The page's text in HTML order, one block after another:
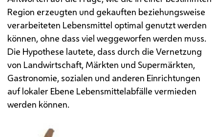
Region erzeugten und gekauften beziehungsweise
verarbeiteten Lebensmittel optimal genutzt werden
können, ohne dass viel weggeworfen werden muss.
Die Hypothese lautete, dass durch die Vernetzung
von Landwirtschaft, Märkten und Supermärkten,
Gastronomie, sozialen und anderen Einrichtungen
auf lokaler Ebene Lebensmittelabfälle vermieden
werden können.